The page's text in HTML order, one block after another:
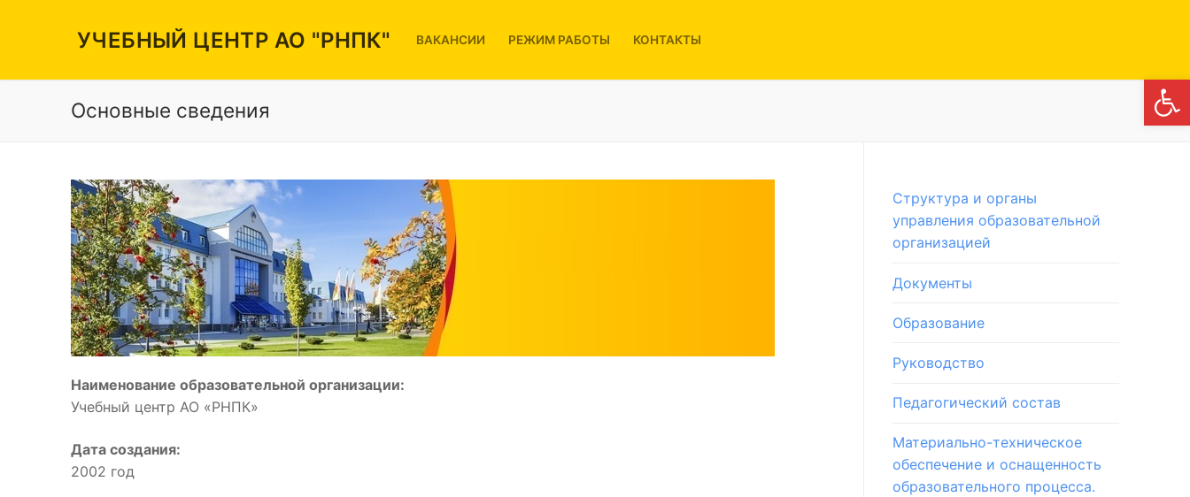
УЧЕБНЫЙ ЦЕНТР АО "РНПК" ВАКАНСИИ РЕЖИМ РАБОТЫ КОНТАКТЫ
Вакансии
Режим работы
Контакты
Основные сведения
Наименование образовательной организации:
Учебный центр АО «РНПК»
Дата создания:
2002 год
Структура и органы
управления образовательной
организацией
Документы
Образование
Руководство
Педагогический состав
Материально-техническое
обеспечение и оснащенность
образовательного процесса.